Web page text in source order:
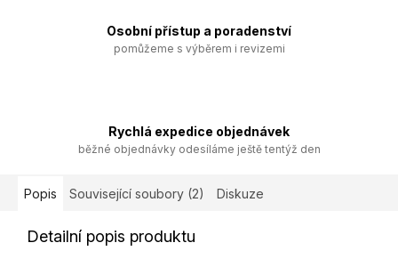
Osobní přístup a poradenství
pomůžeme s výběrem i revizemi
Rychlá expedice objednávek
běžné objednávky odesíláme ještě tentýž den
Popis Související soubory (2) Diskuze
Detailní popis produktu